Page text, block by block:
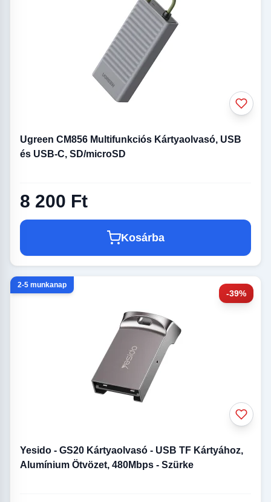
Ugreen CM856 Multifunkciós Kártyaolvasó, USB
és USB-C, SD/microSD
8 200 Ft
Kosárba
-39%
2-5 munkanap
Yesido - GS20 Kártyaolvasó - USB TF Kártyához,
Alumínium Ötvözet, 480Mbps - Szürke